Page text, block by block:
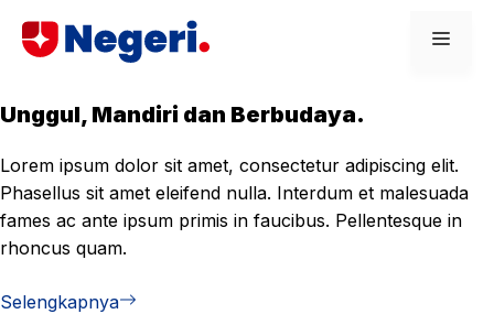
Unggul, Mandiri dan Berbudaya.
Lorem ipsum dolor sit amet, consectetur adipiscing elit.
Phasellus sit amet eleifend nulla. Interdum et malesuada
fames ac ante ipsum primis in faucibus. Pellentesque in
rhoncus quam.
Selengkapnya